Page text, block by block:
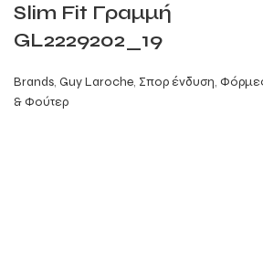
Slim Fit Γραμμή
GL2229202_19
Brands, Guy Laroche, Σπορ ένδυση,
& Φούτερ